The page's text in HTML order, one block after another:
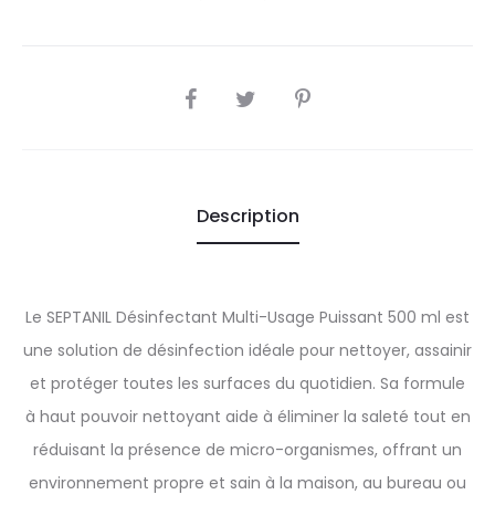
SHARE
Description
Le SEPTANIL Désinfectant Multi-Usage Puissant 500 ml est
une solution de désinfection idéale pour nettoyer, assainir
et protéger toutes les surfaces du quotidien. Sa formule
à haut pouvoir nettoyant aide à éliminer la saleté tout en
réduisant la présence de micro-organismes, offrant un
environnement propre et sain à la maison, au bureau ou